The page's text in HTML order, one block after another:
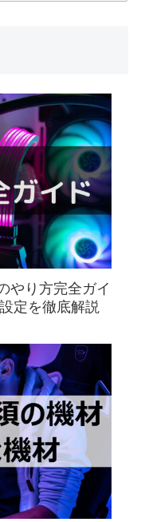
やり方完全ガイ
定を徹底解説